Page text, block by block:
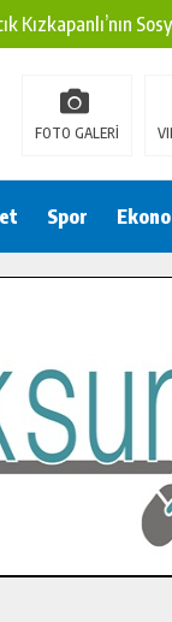
Kızkapanlı’nın
Kırsalına Modern
Başarı:
Yeni
Karakaya’dan
Sona Doğru.
FOTO GALERİ
Spor